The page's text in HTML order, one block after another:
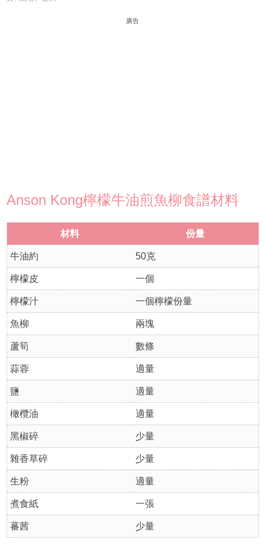
廣告
Anson Kong檸檬牛油煎魚柳食譜材料
材料 份量
牛油約 50克
檸檬皮 一個
檸檬汁 一個檸檬份量
魚柳 兩塊
蘆筍 數條
蒜蓉 適量
鹽 適量
橄欖油 適量
黑椒碎 少量
雜香草碎 少量
生粉 適量
煮食紙 一張
蕃茜 少量